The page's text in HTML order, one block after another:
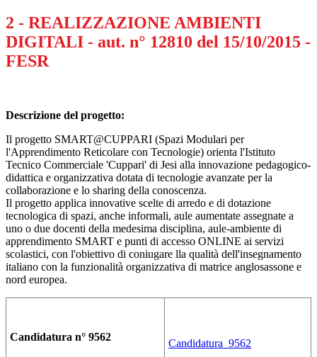
2 - REALIZZAZIONE AMBIENTI
DIGITALI - aut. n° 12810 del 15/10/2015 -
FESR
Descrizione del progetto:
Il progetto SMART@CUPPARI (Spazi Modulari per
l'Apprendimento Reticolare con Tecnologie) orienta l'Istituto
Tecnico Commerciale 'Cuppari' di Jesi alla innovazione pedagogico-
didattica e organizzativa dotata di tecnologie avanzate per la
collaborazione e lo sharing della conoscenza.
Il progetto applica innovative scelte di arredo e di dotazione
tecnologica di spazi, anche informali, aule aumentate assegnate a
uno o due docenti della medesima disciplina, aule-ambiente di
apprendimento SMART e punti di accesso ONLINE ai servizi
scolastici, con l'obiettivo di coniugare lla qualità dell'insegnamento
italiano con la funzionalità organizzativa di matrice anglosassone e
nord europea.
Candidatura n° 9562
Candidatura_9562